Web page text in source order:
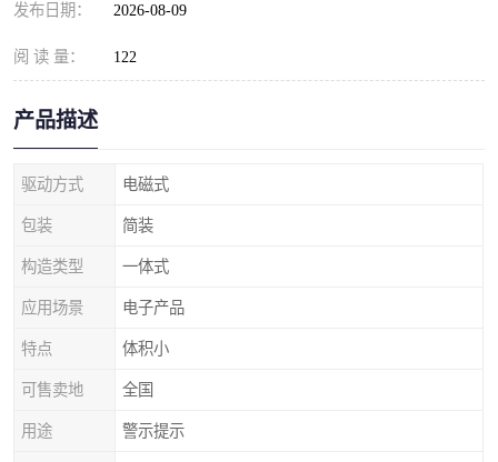
发布日期： 2026-08-09
阅 读 量： 122
产品描述
驱动方式 电磁式
包装 简装
构造类型 一体式
应用场景 电子产品
特点 体积小
可售卖地 全国
用途 警示提示